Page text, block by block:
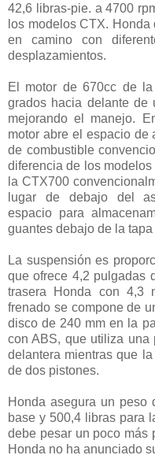
42,6 libras-pie. a 4700
los modelos CTX.
en camino con
desplazamientos.
El motor de 670cc de
grados hacia delante de
mejorando el manejo.
motor abre el espacio de
de combustible
diferencia de los
la CTX700
lugar de debajo del
espacio para
guantes debajo de la
La suspensión es
que ofrece 4,2 pulgadas
trasera Honda con 4,3
frenado se compone de
disco de 240 mm en la
con ABS, que utiliza una
delantera mientras que
de dos pistones.
Honda asegura un peso
base y 500,4 libras para
debe pesar un poco más
Honda no ha anunciado